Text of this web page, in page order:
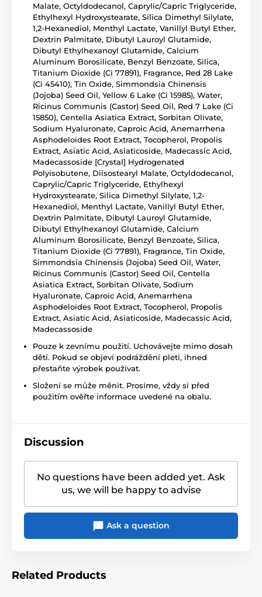
Malate, Octyldodecanol, Caprylic/Capric Triglyceride,
Ethylhexyl Hydroxystearate, Silica Dimethyl Silylate,
1,2-Hexanediol, Menthyl Lactate, Vanillyl Butyl Ether,
Dextrin Palmitate, Dibutyl Lauroyl Glutamide,
Dibutyl Ethylhexanoyl Glutamide, Calcium
Aluminum Borosilicate, Benzyl Benzoate, Silica,
Titanium Dioxide (Ci 77891), Fragrance, Red 28 Lake
(Ci 45410), Tin Oxide, Simmondsia Chinensis
(Jojoba) Seed Oil, Yellow 6 Lake (Ci 15985), Water,
Ricinus Communis (Castor) Seed Oil, Red 7 Lake (Ci
15850), Centella Asiatica Extract, Sorbitan Olivate,
Sodium Hyaluronate, Caproic Acid, Anemarrhena
Asphodeloides Root Extract, Tocopherol, Propolis
Extract, Asiatic Acid, Asiaticoside, Madecassic Acid,
Madecassoside [Crystal] Hydrogenated
Polyisobutene, Diisostearyl Malate, Octyldodecanol,
Caprylic/Capric Triglyceride, Ethylhexyl
Hydroxystearate, Silica Dimethyl Silylate, 1,2-
Hexanediol, Menthyl Lactate, Vanillyl Butyl Ether,
Dextrin Palmitate, Dibutyl Lauroyl Glutamide,
Dibutyl Ethylhexanoyl Glutamide, Calcium
Aluminum Borosilicate, Benzyl Benzoate, Silica,
Titanium Dioxide (Ci 77891), Fragrance, Tin Oxide,
Simmondsia Chinensis (Jojoba) Seed Oil, Water,
Ricinus Communis (Castor) Seed Oil, Centella
Asiatica Extract, Sorbitan Olivate, Sodium
Hyaluronate, Caproic Acid, Anemarrhena
Asphodeloides Root Extract, Tocopherol, Propolis
Extract, Asiatic Acid, Asiaticoside, Madecassic Acid,
Madecassoside
Pouze k zevnímu použití. Uchovávejte mimo dosah
dětí. Pokud se objeví podráždění pleti, ihned
přestaňte výrobek používat.
Složení se může měnit. Prosíme, vždy si před
použitím ověřte informace uvedené na obalu.
Discussion
No questions have been added yet. Ask
us, we will be happy to advise
Ask a question
Related Products